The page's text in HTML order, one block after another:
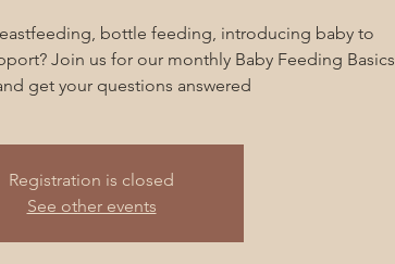
bottle feeding, introducing baby to
Join us for our monthly Baby Feeding Basics
get your questions answered!
Registration is closed
See other events